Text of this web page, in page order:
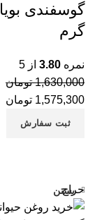
گرم
نمره 3.80 از 5
1,630,000 تومان
1,575,300 تومان
ثبت سفارش
حراج
بستن